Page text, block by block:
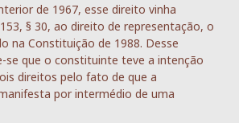
de 1967, esse direito vinha
§ 30, ao direito de representação, o
na Constituição de 1988. Desse
se que o constituinte teve a intenção
direitos pelo fato de que a
por intermédio de uma